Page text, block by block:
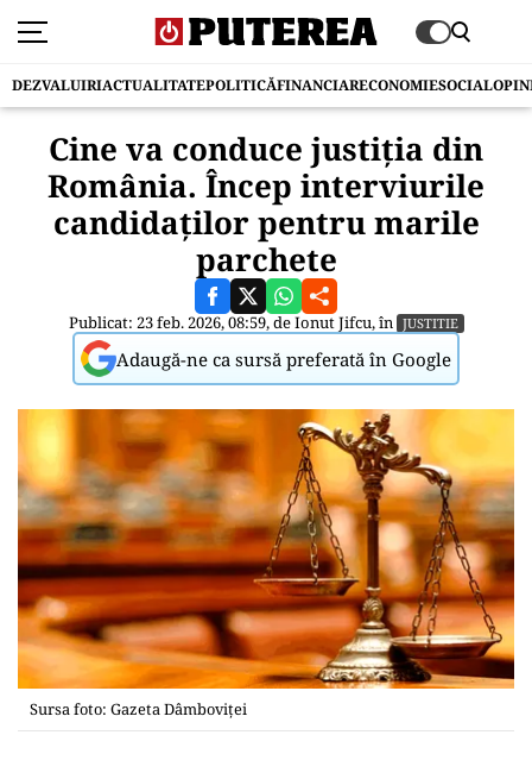
DEZVALUIRIACTUALITATEPOLITICĂFINANCIARECONOMIESOCIAL
Cine va conduce justiția din
România. Încep interviurile
candidaților pentru marile
parchete
Publicat: 23 feb. 2026, 08:59, deIonut Jifcu, în JUSTITIE
Adaugă-ne ca sursă preferată în Google
Sursa foto: Gazeta Dâmboviței